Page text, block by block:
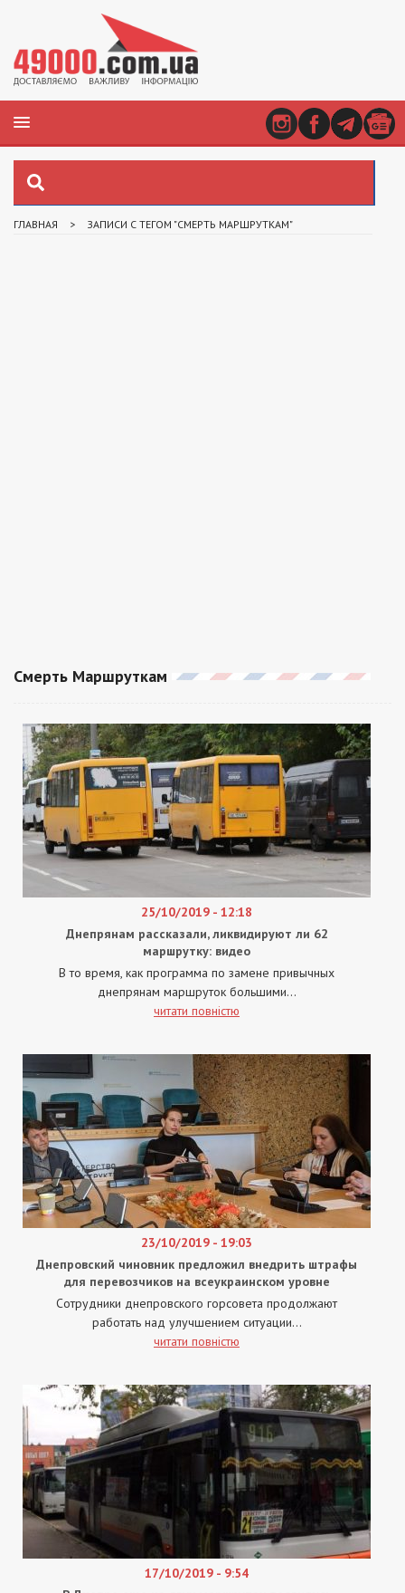
ГЛАВНАЯ > ЗАПИСИ С ТЕГОМ "СМЕРТЬ МАРШРУТКАМ"
Смерть Маршруткам
25/10/2019 - 12:18
Днепрянам рассказали, ликвидируют ли 62
маршрутку: видео
В то время, как программа по замене привычных
днепрянам маршруток большими...
читати повністю
23/10/2019 - 19:03
Днепровский чиновник предложил внедрить штрафы
для перевозчиков на всеукраинском уровне
Сотрудники днепровского горсовета продолжают
работать над улучшением ситуации...
читати повністю
17/10/2019 - 9:54